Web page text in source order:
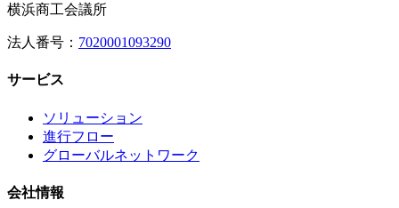
横浜商工会議所
法人番号： 7020001093290
サービス
ソリューション
進行フロー
グローバルネットワーク
会社情報